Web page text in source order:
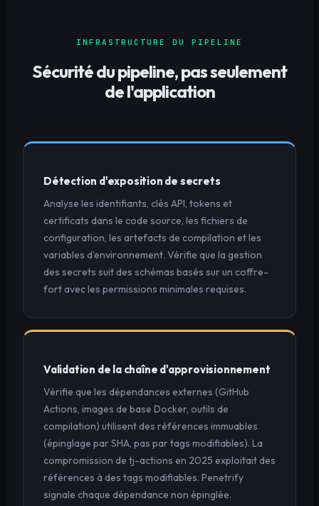
INFRASTRUCTURE DU PIPELINE
Sécurité du pipeline, pas seulement
de l'application
Détection d'exposition de secrets
Analyse les identifiants, clés API, tokens et
certificats dans le code source, les fichiers de
configuration, les artefacts de compilation et les
variables d'environnement. Vérifie que la gestion
des secrets suit des schémas basés sur un coffre-
fort avec les permissions minimales requises.
Validation de la chaîne d'approvisionnement
Vérifie que les dépendances externes (GitHub
Actions, images de base Docker, outils de
compilation) utilisent des références immuables
(épinglage par SHA, pas par tags modifiables). La
compromission de tj-actions en 2025 exploitait des
références à des tags modifiables. Penetrify
signale chaque dépendance non épinglée.